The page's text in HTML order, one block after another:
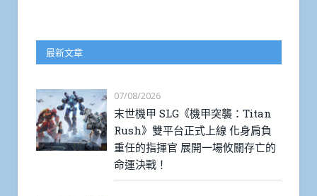
最新文章
07/08/2026
末世機甲 SLG《機甲突襲：Titan
Rush》雙平台正式上線 化身肩負
重任的指揮官 展開一場攸關存亡的
命運決戰！